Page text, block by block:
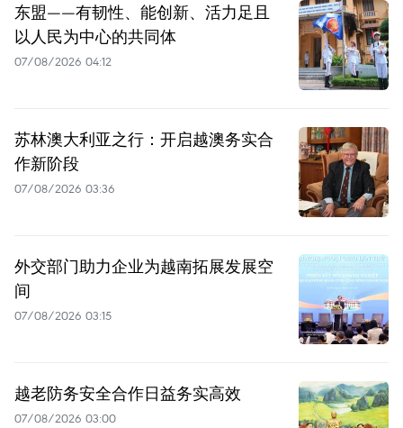
东盟——有韧性、能创新、活力足且
以人民为中心的共同体
07/08/2026 04:12
苏林澳大利亚之行：开启越澳务实合
作新阶段
07/08/2026 03:36
外交部门助力企业为越南拓展发展空
间
07/08/2026 03:15
越老防务安全合作日益务实高效
07/08/2026 03:00